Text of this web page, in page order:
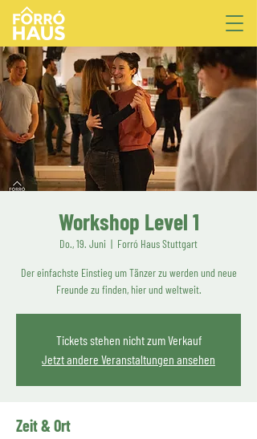
Workshop Level 1
Do., 19. Juni
  |
Forró Haus Stuttgart
Der einfachste Einstieg um Tänzer zu werden und neue
Freunde zu finden, hier und weltweit.
Tickets stehen nicht zum Verkauf
Jetzt andere Veranstaltungen ansehen
Zeit & Ort